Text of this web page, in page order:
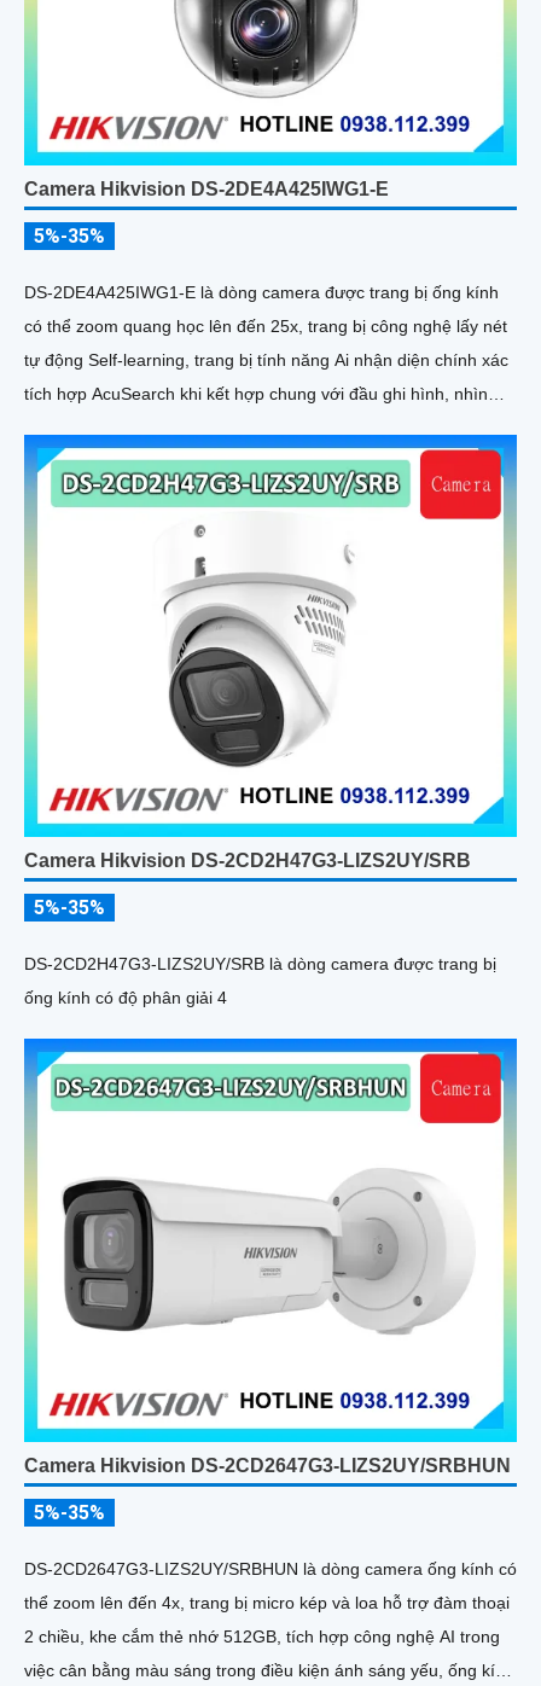
Camera Hikvision DS-2DE4A425IWG1-E
5%-35%
DS-2DE4A425IWG1-E là dòng camera được trang bị ống kính
có thể zoom quang học lên đến 25x, trang bị công nghệ lấy nét
tự động Self-learning, trang bị tính năng Ai nhận diện chính xác
tích hợp AcuSearch khi kết hợp chung với đầu ghi hình, nhìn
Camera Hikvision DS-2CD2H47G3-LIZS2UY/SRB
5%-35%
DS-2CD2H47G3-LIZS2UY/SRB là dòng camera được trang bị
ống kính có độ phân giải 4
Camera Hikvision DS-2CD2647G3-LIZS2UY/SRBHUN
5%-35%
DS-2CD2647G3-LIZS2UY/SRBHUN là dòng camera ống kính có
thể zoom lên đến 4x, trang bị micro kép và loa hỗ trợ đàm thoại
2 chiều, khe cắm thẻ nhớ 512GB, tích hợp công nghệ AI trong
việc cân bằng màu sáng trong điều kiện ánh sáng yếu, ống kính